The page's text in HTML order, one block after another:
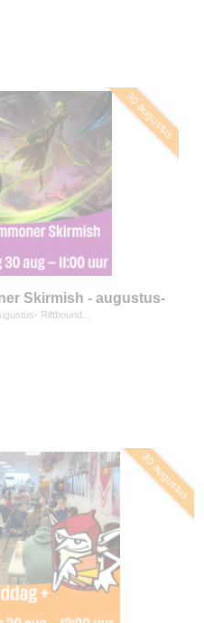
30 augustus
Skirmish - augustus-
Riftbound…
30 augustus